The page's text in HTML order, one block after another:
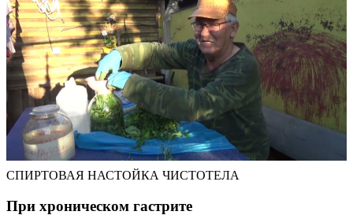
СПИРТОВАЯ НАСТОЙКА ЧИСТОТЕЛА
При хроническом гастрите